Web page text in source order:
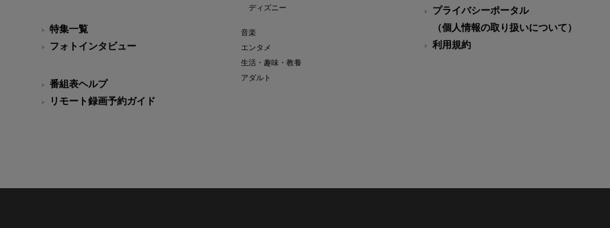
特集一覧
フォトインタビュー
番組表ヘルプ
リモート録画予約ガイド
ディズニー
音楽
エンタメ
生活・趣味・教養
アダルト
プライバシーポータル
（個人情報の取り扱いについて）
利用規約